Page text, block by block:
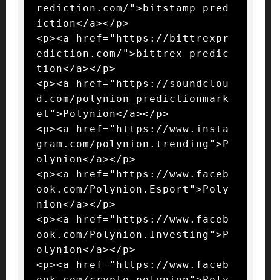
rediction.com/">bitstamp pred
iction</a></p>
<p><a href="https://bittrexpr
ediction.com/">bittrex predic
tion</a></p>
<p><a href="https://soundclou
d.com/polynion_predictionmark
et">Polynion</a></p>
<p><a href="https://www.insta
gram.com/polynion.trending">P
olynion</a></p>
<p><a href="https://www.faceb
ook.com/Polynion.Esport">Poly
nion</a></p>
<p><a href="https://www.faceb
ook.com/Polynion.Investing">P
olynion</a></p>
<p><a href="https://www.faceb